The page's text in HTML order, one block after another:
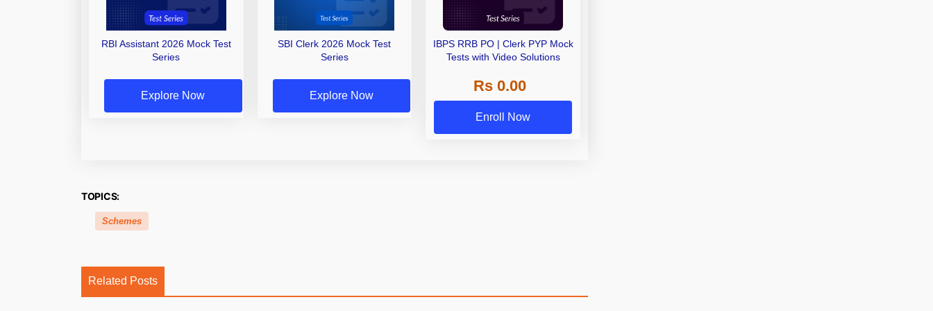
RBI Assistant 2026 Mock Test
Series
Explore Now
SBI Clerk 2026 Mock Test
Series
Explore Now
IBPS RRB PO | Clerk PYP Mock
Tests with Video Solutions
Rs 0.00
Enroll Now
TOPICS:
Schemes
Related Posts